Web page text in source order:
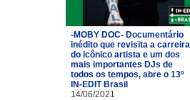
-MOBY DOC- Documentário
inédito que revisita a carreira
do icônico artista e um dos
mais importantes DJs de
todos os tempos, abre o 13º
IN-EDIT Brasil
14/06/2021